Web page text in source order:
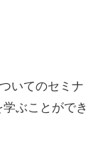
いてのセミナ
ぶことができ